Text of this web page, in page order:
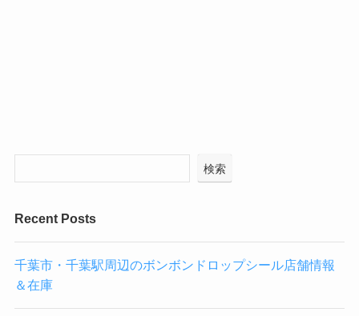
検索
Recent Posts
千葉市・千葉駅周辺のボンボンドロップシール店舗情報
＆在庫